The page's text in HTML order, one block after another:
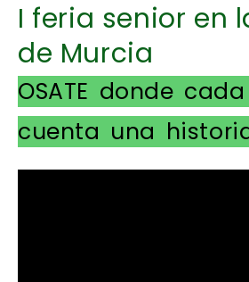
I feria senior en
de Murcia
OSATE donde
cuenta una